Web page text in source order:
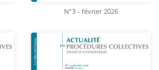
N°3 - février 2026